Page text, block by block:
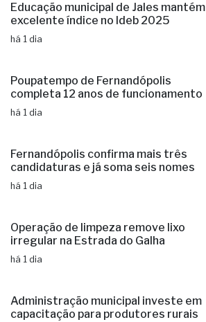
Educação municipal de Jales mantém
excelente índice no Ideb 2025
há 1 dia
Poupatempo de Fernandópolis
completa 12 anos de funcionamento
há 1 dia
Fernandópolis confirma mais três
candidaturas e já soma seis nomes
há 1 dia
Operação de limpeza remove lixo
irregular na Estrada do Galha
há 1 dia
Administração municipal investe em
capacitação para produtores rurais